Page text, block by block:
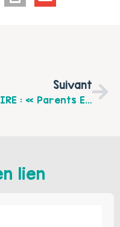
Suivant
A LIRE : « Parents En Devenir, Parents À Accueillir », N°67 De La Revue « Le Furet, Petite Enfance Et Diversité » Avril 2012
lien